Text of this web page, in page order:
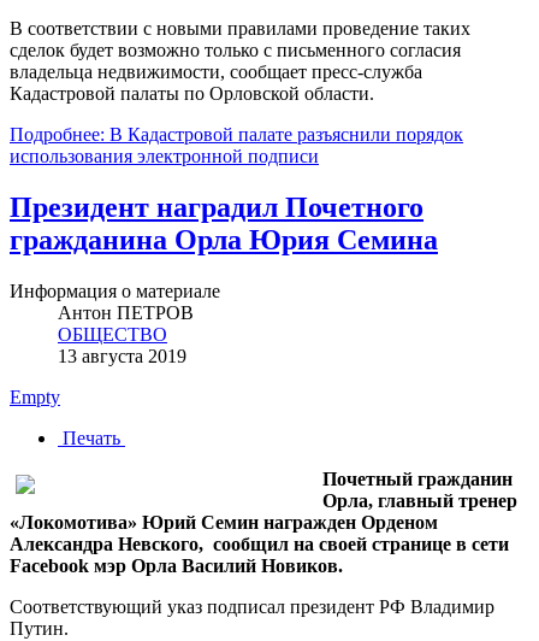
В соответствии с новыми правилами проведение таких
сделок будет возможно только с письменного согласия
владельца недвижимости, сообщает пресс-служба
Кадастровой палаты по Орловской области.
Подробнее: В Кадастровой палате разъяснили порядок
использования электронной подписи
Президент наградил Почетного
гражданина Орла Юрия Семина
Информация о материале
Антон ПЕТРОВ
ОБЩЕСТВО
13 августа 2019
Empty
Печать
Почетный гражданин
Орла, главный тренер
«Локомотива» Юрий Семин награжден Орденом
Александра Невского, сообщил на своей странице в сети
Facebook мэр Орла Василий Новиков.
Соответствующий указ подписал президент РФ Владимир
Путин.